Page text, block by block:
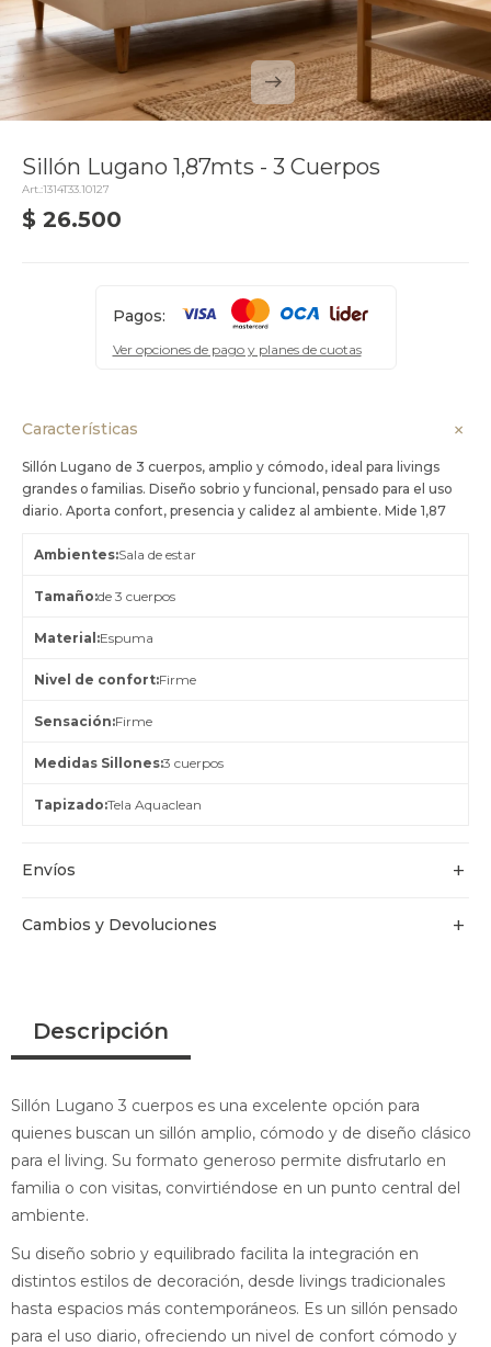
Sillón Lugano 1,87mts - 3 Cuerpos
1314T33.10127
$ 26.500
Pagos:
Ver opciones de pago y planes de cuotas
Características
Sillón Lugano de 3 cuerpos, amplio y cómodo, ideal para livings
grandes o familias. Diseño sobrio y funcional, pensado para el uso
diario. Aporta confort, presencia y calidez al ambiente. Mide 1,87
Ambientes Sala de estar
Tamaño de 3 cuerpos
Material Espuma
Nivel de confort Firme
Sensación Firme
Medidas Sillones 3 cuerpos
Tapizado Tela Aquaclean
Envíos
Cambios y Devoluciones
Descripción
Sillón Lugano 3 cuerpos es una excelente opción para
quienes buscan un sillón amplio, cómodo y de diseño clásico
para el living. Su formato generoso permite disfrutarlo en
familia o con visitas, convirtiéndose en un punto central del
ambiente.
Su diseño sobrio y equilibrado facilita la integración en
distintos estilos de decoración, desde livings tradicionales
hasta espacios más contemporáneos. Es un sillón pensado
para el uso diario, ofreciendo un nivel de confort cómodo y